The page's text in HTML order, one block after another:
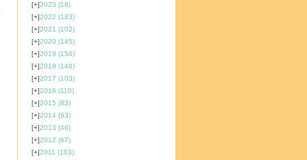
[+]2023 (18)
[+]2022 (183)
[+]2021 (102)
[+]2020 (145)
[+]2019 (154)
[+]2018 (140)
[+]2017 (103)
[+]2016 (110)
[+]2015 (83)
[+]2014 (63)
[+]2013 (46)
[+]2012 (67)
[+]2011 (103)